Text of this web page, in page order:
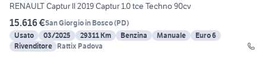
RENAULT Captur II 2019 Captur 1.0 tce Techno 90cv
15.616 €San Giorgio in Bosco(PD)
Usato
03/2025 29311 Km Benzina Manuale
Euro 6
Rivenditore Rattix Padova